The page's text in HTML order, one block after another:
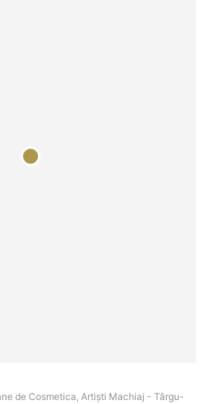
de Cosmetica, Artiști Machiaj - Târgu-